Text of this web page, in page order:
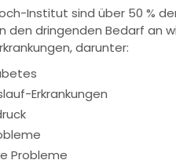
Institut sind über 50 %
den dringenden Bedarf an
darunter:
Erkrankungen
Probleme